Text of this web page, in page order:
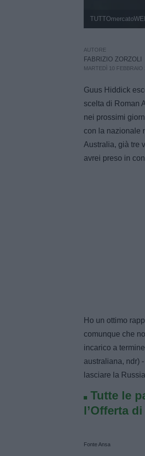
AUTORE
FABRIZIO ZORZOLI
MARTEDÌ 10 FEBBRAIO
Guus Hiddick
scelta di Roman
nei prossimi
con la nazionale
Australia, già tre
avrei preso in
Ho un ottimo
comunque che
incarico a
australiana, ndr)
lasciare la
Tutte le
l’Offerta
Fonte Ansa